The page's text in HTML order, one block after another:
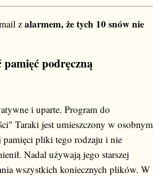
z alarmem, że tych 10 snów nie
pamięć podręczną
i uparte. Program do
Taraki jest umieszczony w osobnym
pamięci pliki tego rodzaju i nie
Nadal używają jego starszej
wszystkich koniecznych plików. W